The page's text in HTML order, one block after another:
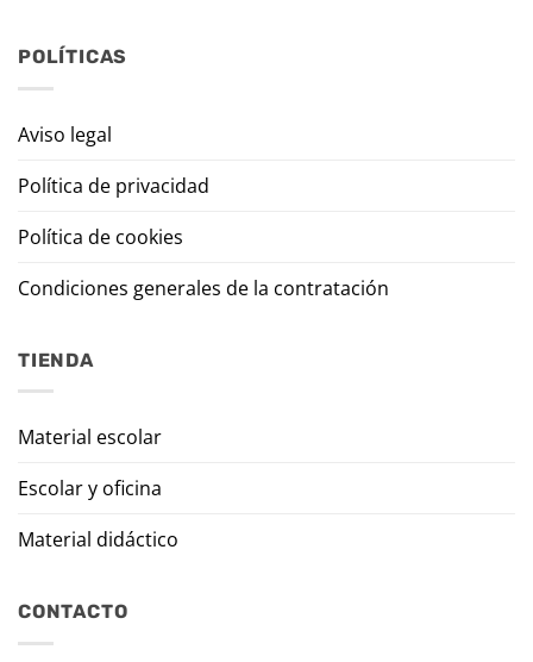
POLÍTICAS
Aviso legal
Política de privacidad
Política de cookies
Condiciones generales de la contratación
TIENDA
Material escolar
Escolar y oficina
Material didáctico
CONTACTO